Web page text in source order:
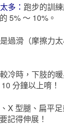
多 ： 跑步的訓
5% ～ 10%。
過滑（摩擦力
冷時，下肢的
分鐘以上唷！
、X 型腿、扁平
記得伸展！